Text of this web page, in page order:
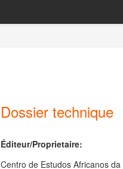
Dossier technique
Éditeur/Proprietaire:
Centro de Estudos Africanos